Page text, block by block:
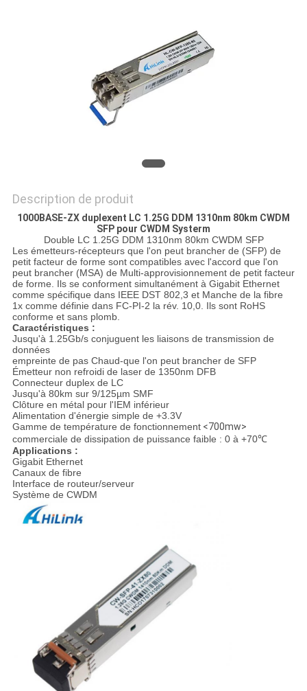
UN DEVIS
POLITIQUE
CONFIDENTIALITÉ
Description de produit
1000BASE-ZX duplexent LC 1.25G DDM 1310nm 80km CWDM
SFP pour CWDM Systerm
Double LC 1.25G DDM 1310nm 80km CWDM SFP
Les émetteurs-récepteurs que l'on peut brancher de (SFP) de
petit facteur de forme sont compatibles avec l'accord que l'on
peut brancher (MSA) de Multi-approvisionnement de petit facteur
de forme. Ils se conforment simultanément à Gigabit Ethernet
comme spécifique dans IEEE DST 802,3 et Manche de la fibre
1x comme définie dans FC-PI-2 la rév. 10,0. Ils sont RoHS
conforme et sans plomb.
Caractéristiques :
Jusqu'à 1.25Gb/s conjuguent les liaisons de transmission de
données
empreinte de pas Chaud-que l'on peut brancher de SFP
Émetteur non refroidi de laser de 1350nm DFB
Connecteur duplex de LC
Jusqu'à 80km sur 9/125µm SMF
Clôture en métal pour l'IEM inférieur
Alimentation d'énergie simple de +3.3V
Gamme de température de fonctionnement<700mw>
commerciale de dissipation de puissance faible : 0 à +70℃
Applications :
Gigabit Ethernet
Canaux de fibre
Interface de routeur/serveur
Système de CWDM